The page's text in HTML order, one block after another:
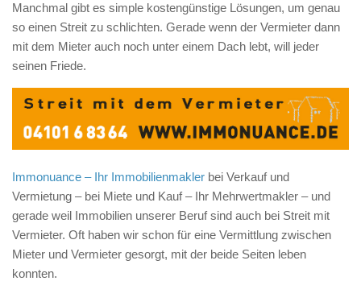
Manchmal gibt es simple kostengünstige Lösungen, um genau
so einen Streit zu schlichten. Gerade wenn der Vermieter dann
mit dem Mieter auch noch unter einem Dach lebt, will jeder
seinen Friede.
Immonuance – Ihr Immobilienmakler bei Verkauf und
Vermietung – bei Miete und Kauf – Ihr Mehrwertmakler – und
gerade weil Immobilien unserer Beruf sind auch bei Streit mit
Vermieter. Oft haben wir schon für eine Vermittlung zwischen
Mieter und Vermieter gesorgt, mit der beide Seiten leben
konnten.